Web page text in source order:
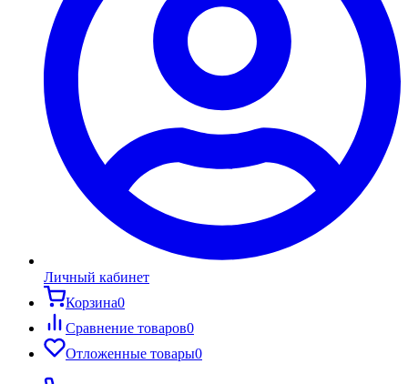
Личный кабинет
Корзина0
Сравнение товаров0
Отложенные товары0